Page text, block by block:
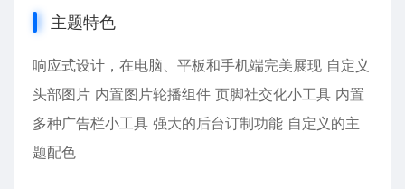
主题特色
响应式设计，在电脑、平板和手机端完美展现 自定义
头部图片 内置图片轮播组件 页脚社交化小工具 内置
多种广告栏小工具 强大的后台订制功能 自定义的主
题配色